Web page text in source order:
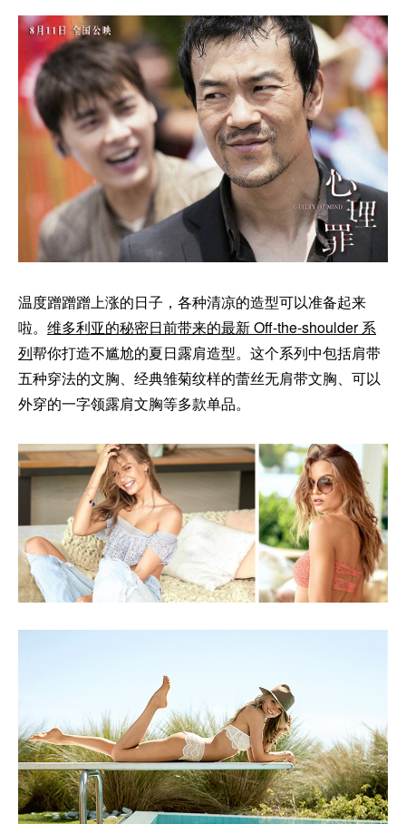
温度蹭蹭蹭上涨的日子，各种清凉的造型可以准备起来
啦。 维多利亚的秘密日前带来的最新 Off-the-shoulder 系
列帮你打造不尴尬的夏日露肩造型。这个系列中包括肩带
五种穿法的文胸、经典雏菊纹样的蕾丝无肩带文胸、可以
外穿的一字领露肩文胸等多款单品。